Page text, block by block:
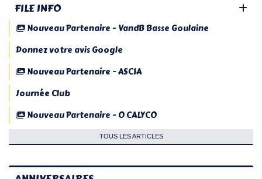
FILE INFO
Nouveau Partenaire - VandB Basse Goulaine
Donnez votre avis Google
Nouveau Partenaire - ASCIA
Journée Club
Nouveau Partenaire - O CALYCO
TOUS LES ARTICLES